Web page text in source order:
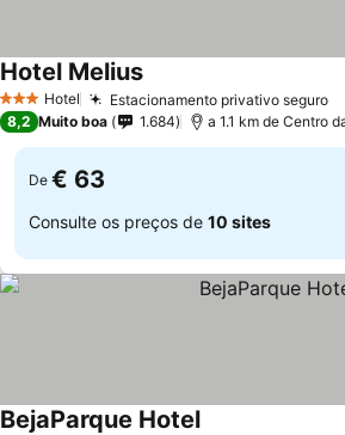
3 EstrelasHotel Estacionamento privativo seguro
Hotel Melius
8,2 Muito boa 1.684 a 1.1 km de Centro
De € 63
Consulte os preços de 10 sites
BejaParque Hotel